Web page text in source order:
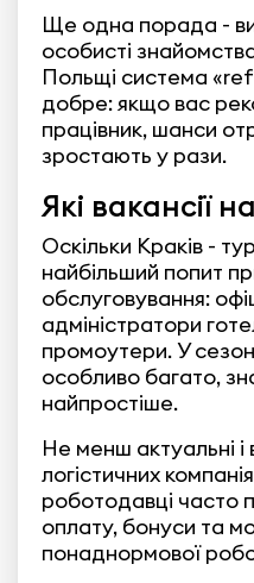
Ще одна порада -
особисті
Польщі система
добре: якщо вас
працівник, шанси
зростають у рази.
Які вакансії
Оскільки Краків -
найбільший попит
обслуговування:
адміністратори
промоутери. У
особливо багато,
найпростіше.
Не менш актуальні і
логістичних
роботодавці часто
оплату, бонуси та
понаднормової